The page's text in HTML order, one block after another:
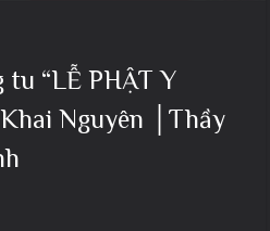
“LỄ PHẬT Y
Nguyên │Thầy